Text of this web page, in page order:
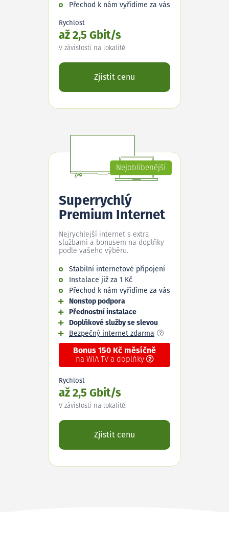
Přechod k nám vyřídíme za vás
Rychlost
až 2,5 Gbit/s
V závislosti na lokalitě.
Zjistit cenu
Nejoblíbenější
Superrychlý
Premium Internet
Nejrychlejší internet s extra
službami a bonusem na doplňky
podle vašeho výběru.
Stabilní internetové připojení
Instalace již za 1 Kč
Přechod k nám vyřídíme za vás
Nonstop podpora
Přednostní instalace
Doplňkové služby se slevou
Bezpečný internet zdarma
Bonus 150 Kč měsíčně
na WIA TV a doplňky
Rychlost
až 2,5 Gbit/s
V závislosti na lokalitě.
Zjistit cenu